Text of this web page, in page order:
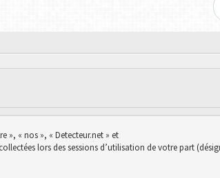
», « nos », « Detecteur.net » et
lors des sessions d’utilisation de votre part